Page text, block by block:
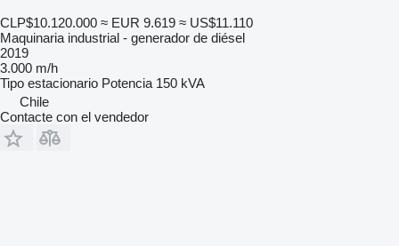
CLP$10.120.000 ≈ EUR 9.619 ≈ US$11.110
Maquinaria industrial - generador de diésel
2019
3.000 m/h
Tipo estacionario Potencia 150 kVA
Chile
Contacte con el vendedor